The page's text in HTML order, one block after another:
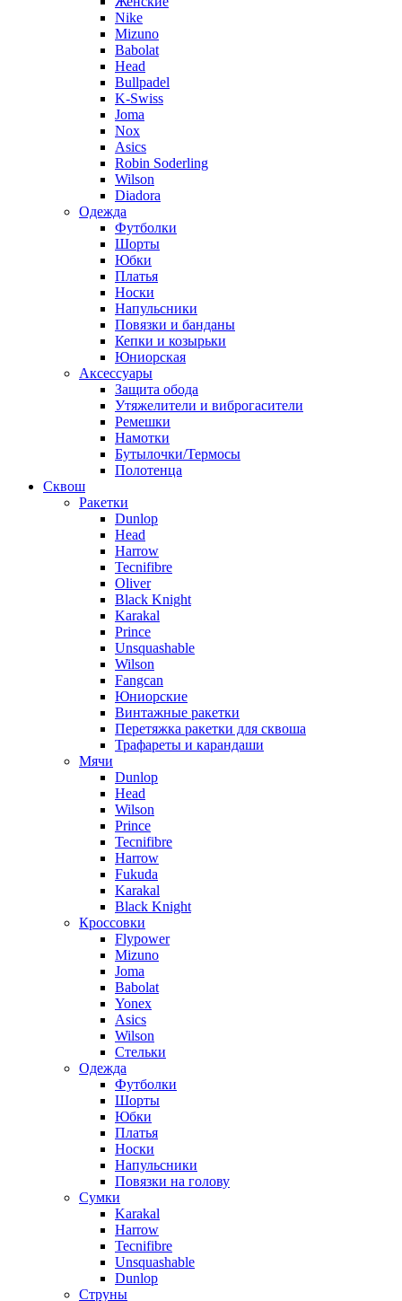
Nike
Mizuno
Babolat
Head
Bullpadel
K-Swiss
Joma
Nox
Asics
Robin Soderling
Wilson
Diadora
Одежда
Футболки
Шорты
Юбки
Платья
Носки
Напульсники
Повязки и банданы
Кепки и козырьки
Юниорская
Аксессуары
Защита обода
Утяжелители и виброгасители
Ремешки
Намотки
Бутылочки/Термосы
Полотенца
Сквош
Ракетки
Dunlop
Head
Harrow
Tecnifibre
Oliver
Black Knight
Karakal
Prince
Unsquashable
Wilson
Fangcan
Юниорские
Винтажные ракетки
Перетяжка ракетки для сквоша
Трафареты и карандаши
Мячи
Dunlop
Head
Wilson
Prince
Tecnifibre
Harrow
Fukuda
Karakal
Black Knight
Кроссовки
Flypower
Mizuno
Joma
Babolat
Yonex
Asics
Wilson
Стельки
Одежда
Футболки
Шорты
Юбки
Платья
Носки
Напульсники
Повязки на голову
Сумки
Karakal
Harrow
Tecnifibre
Unsquashable
Dunlop
Струны